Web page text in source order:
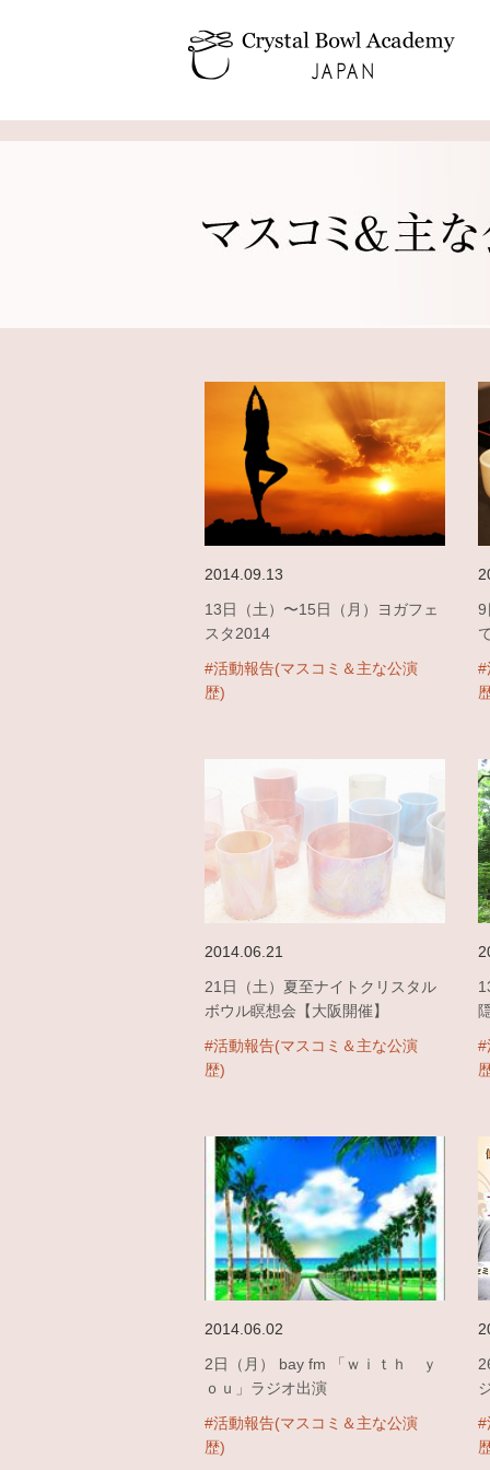
2014.09.13
13日（土）〜15日（月）ヨガフェ
スタ2014
#活動報告(マスコミ＆主な公演
歴)
9
#
2014.06.21
21日（土）夏至ナイトクリスタル
ボウル瞑想会【大阪開催】
#活動報告(マスコミ＆主な公演
歴)
#
2014.06.02
2日（月） bay fm 「ｗｉｔｈ ｙ
ｏｕ」ラジオ出演
#活動報告(マスコミ＆主な公演
歴)
#